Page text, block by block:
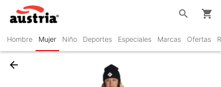
Hombre Mujer Niño Deportes Especiales Marcas Ofertas
search shopping_cart
arrow_back